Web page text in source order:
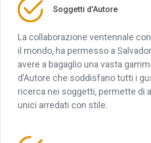
Soggetti d'Autore
La collaborazione ventennale
il mondo, ha permesso a
avere a bagaglio una vasta
d’Autore che soddisfano tutti i
ricerca nei soggetti, permette di
unici arredati con stile.